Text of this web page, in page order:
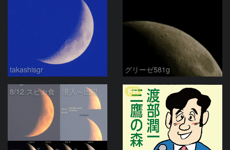
takashisgr グリーゼ581g
8/12 スピカ食 潜入～出現 PR